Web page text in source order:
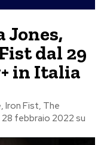
Jones,
dal 29
in Italia
Iron Fist, The
febbraio 2022 su